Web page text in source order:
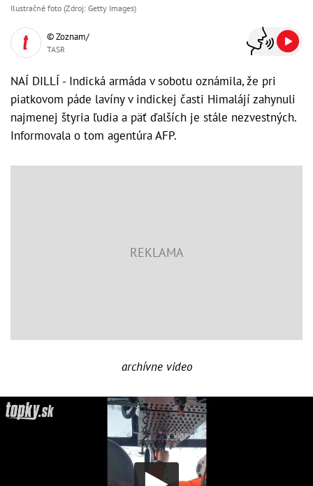
Ilustračné foto (Zdroj: Getty Images)
© Zoznam/
TASR
NAÍ DILLÍ - Indická armáda v sobotu oznámila, že pri
piatkovom páde lavíny v indickej časti Himalájí zahynuli
najmenej štyria ľudia a päť ďalších je stále nezvestných.
Informovala o tom agentúra AFP.
archívne video